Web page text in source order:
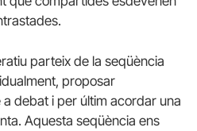
parteix de la seqüència
proposar
debat i per últim acordar una
Aquesta seqüència ens